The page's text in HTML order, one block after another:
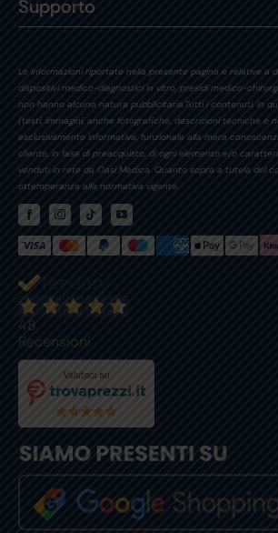
Supporto
Le informazioni riportate nella presente pagina e relative a
dispositivi medico-diagnostici in vitro, presidi medico-
non hanno alcuna natura pubblicitaria.Tutti i contenuti, in
(testi, immagini, anche fotografiche, descrizioni tecniche e
esclusivamente informativa, funzionale alla mera
cliente, in fase di preacquisto, di ogni elemento e/o
venduti in rete da Oasi Medica. Quanto sopra a tutela del
ottemperanza alla normativa vigente.
48
Recensioni